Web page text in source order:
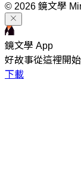
© 2026 鏡文學
鏡文學 App
好故事從這裡開始
下載